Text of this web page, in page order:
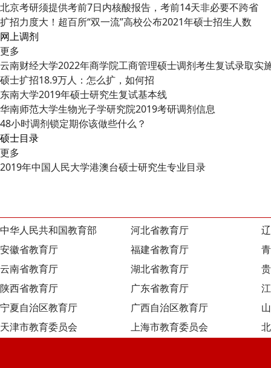
北京考研须提供考前7日内核酸报告，考前14天非必要不跨省
扩招力度大！超百所“双一流”高校公布2021年硕士招生人数
网上调剂
更多
云南财经大学2022年商学院工商管理硕士调剂考生复试录取实
硕士扩招18.9万人：怎么扩，如何招
东南大学2019年硕士研究生复试基本线
华南师范大学生物光子学研究院2019考研调剂信息
48小时调剂锁定期你该做些什么？
硕士目录
更多
2019年中国人民大学港澳台硕士研究生专业目录
中华人民共和国教育部 河北省教育厅
安徽省教育厅
福建省教育厅
云南省教育厅
湖北省教育厅
陕西省教育厅
广东省教育厅
宁夏自治区教育厅
广西自治区教育厅
天津市教育委员会
上海市教育委员会